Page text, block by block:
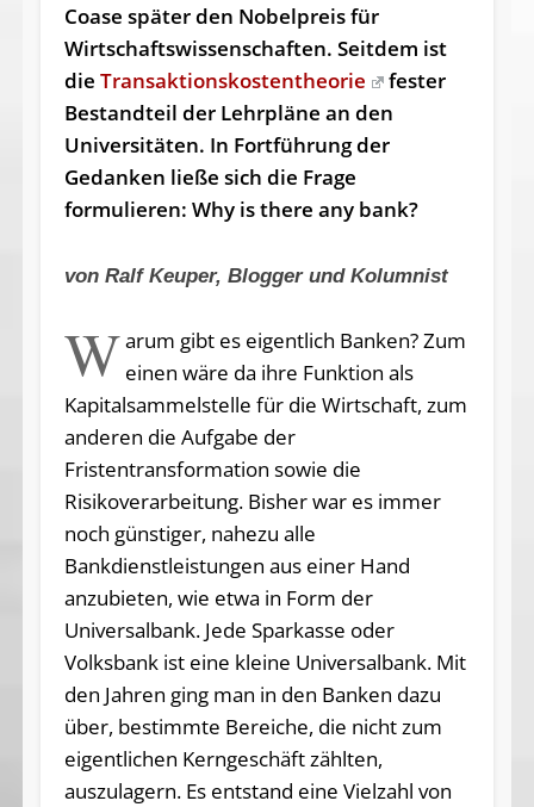
Coase später den Nobelpreis für
Wirtschaftswissenschaften. Seitdem ist
die Transaktionskostentheorie
fester
Bestandteil der Lehrpläne an den
Universitäten. In Fortführung der
Gedanken ließe sich die Frage
formulieren: Why is there any bank?
von Ralf Keuper, Blogger und Kolumnist
Warum gibt es eigentlich Banken? Zum
einen wäre da ihre Funktion als
Kapitalsammelstelle für die Wirtschaft, zum
anderen die Aufgabe der
Fristentransformation sowie die
Risikoverarbeitung. Bisher war es immer
noch günstiger, nahezu alle
Bankdienstleistungen aus einer Hand
anzubieten, wie etwa in Form der
Universalbank. Jede Sparkasse oder
Volksbank ist eine kleine Universalbank. Mit
den Jahren ging man in den Banken dazu
über, bestimmte Bereiche, die nicht zum
eigentlichen Kerngeschäft zählten,
auszulagern. Es entstand eine Vielzahl von